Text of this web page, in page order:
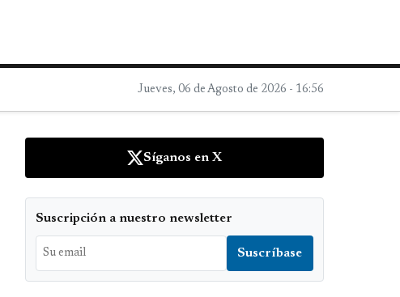
Jueves, 06 de Agosto de 2026 - 16:56
Síganos en X
Suscripción a nuestro newsletter